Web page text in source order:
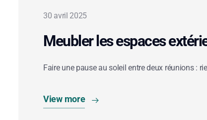
30 avril 2025
Meubler les espaces
Faire une pause au soleil entre deux réunions :
View more